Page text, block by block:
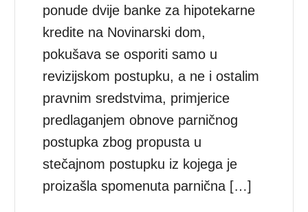
ponude dvije banke za hipotekarne
kredite na Novinarski dom,
pokušava se osporiti samo u
revizijskom postupku, a ne i ostalim
pravnim sredstvima, primjerice
predlaganjem obnove parničnog
postupka zbog propusta u
stečajnom postupku iz kojega je
proizašla spomenuta parnična […]